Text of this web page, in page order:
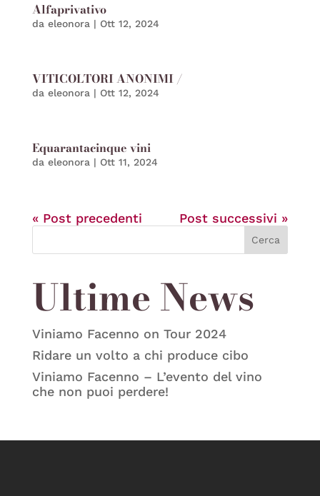
Alfaprivativo
da eleonora | Ott 12, 2024
VITICOLTORI ANONIMI /
da eleonora | Ott 12, 2024
Equarantacinque vini
da eleonora | Ott 11, 2024
« Post precedenti Post successivi »
Cerca
Ultime News
Viniamo Facenno on Tour 2024
Ridare un volto a chi produce cibo
Viniamo Facenno – L’evento del vino
che non puoi perdere!